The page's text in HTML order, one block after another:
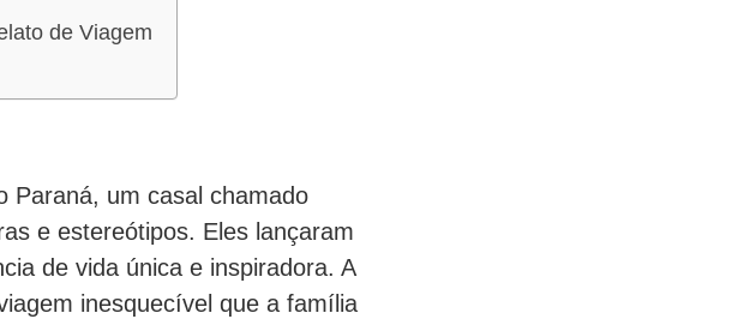
de Viagem
Paraná, um casal chamado
e estereótipos. Eles lançaram
de vida única e inspiradora. A
inesquecível que a família